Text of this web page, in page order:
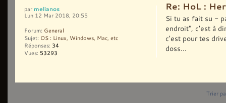
Re: HoL :
Si tu as fait su -
endroit", c'est à
c'est pour tes
doss...
par melianos
Lun 12 Mar 2018, 20:55
Forum: General
Sujet: OS : Linux, Windows, Mac, etc
Réponses: 34
Vues: 53293
Trier